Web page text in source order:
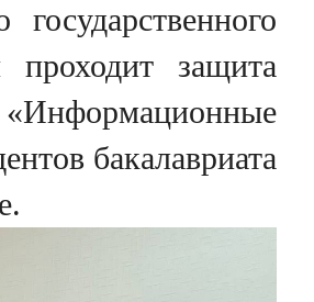
проходит защита
бакалавриата